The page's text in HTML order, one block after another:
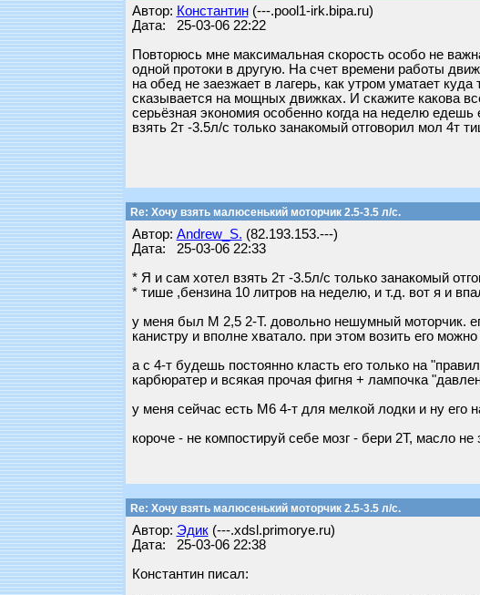
Автор: Константин(---.pool1-irk.bipa.ru)
Дата: 25-03-06 22:22
Повторюсь мне максимальная скорость особо не
одной протоки в другую. На счет времени работы
на обед не заезжает в лагерь, как утром уматает
сказывается на мощных движках. И скажите какова
серьёзная экономия особенно когда на неделю
взять 2т -3.5л/с только занакомый отговорил мол 4т
Re: Хочу взять малюсенький моторчик 2.5-3.5 л/с.
Автор: Andrew_S. (82.193.153.---)
Дата: 25-03-06 22:33
* Я и сам хотел взять 2т -3.5л/с только занакомый
* тише ,бензина 10 литров на неделю, и т.д. вот я и
у меня был M 2,5 2-T. довольно нешумный моторчик.
канистру и вполне хватало. при этом возить его
а с 4-т будешь постоянно класть его только на
карбюратер и всякая прочая фигня + лампочка
у меня сейчас есть M6 4-т для мелкой лодки и ну его
короче - не компостируй себе мозг - бери 2Т, масло
Re: Хочу взять малюсенький моторчик 2.5-3.5 л/с.
Автор: Эдик(---.xdsl.primorye.ru)
Дата: 25-03-06 22:38
Константин писал: